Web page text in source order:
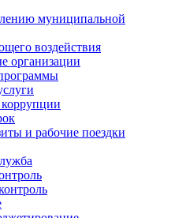
муниципальной
воздействия
организации
и рабочие поездки